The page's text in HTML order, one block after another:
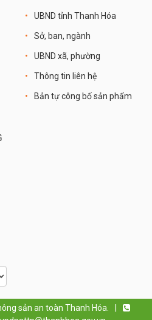
UBND tỉnh Thanh Hóa
Sở, ban, ngành
UBND xã, phường
Thông tin liên hệ
Bản tự công bố sản phẩm
sản an toàn Thanh Hóa.